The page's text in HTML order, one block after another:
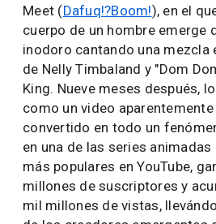
Meet (Dafuq!?Boom!), en el
cuerpo de un hombre emerge
inodoro cantando una mezcla
de Nelly Timbaland y "Dom
King. Nueve meses después,
como un video
convertido en todo un
en una de las series
más populares en YouTube,
millones de suscriptores y
mil millones de vistas,